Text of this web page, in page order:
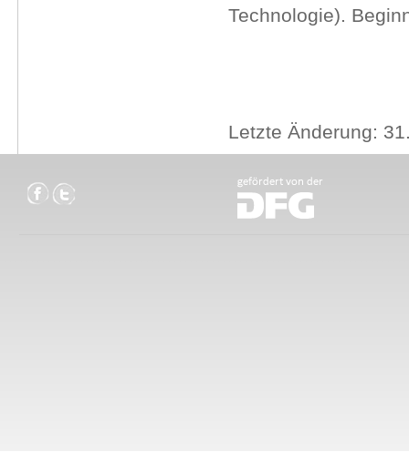
Technologie).
Letzte Änderung: